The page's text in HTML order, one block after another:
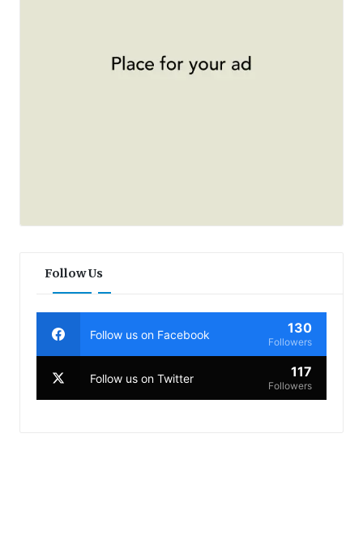
Follow Us
Follow us on Facebook 130
Followers
Follow us on Twitter 117
Followers